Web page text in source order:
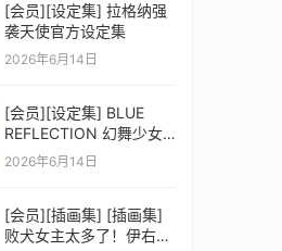
[会员][设定集] 拉格纳强
袭天使官方设定集
2026年6月14日
[会员][设定集] BLUE
REFLECTION 幻舞少女
之剑公式ビジュアルコレ
2026年6月14日
[会员][插画集] [插画集]
败犬女主太多了！伊右群